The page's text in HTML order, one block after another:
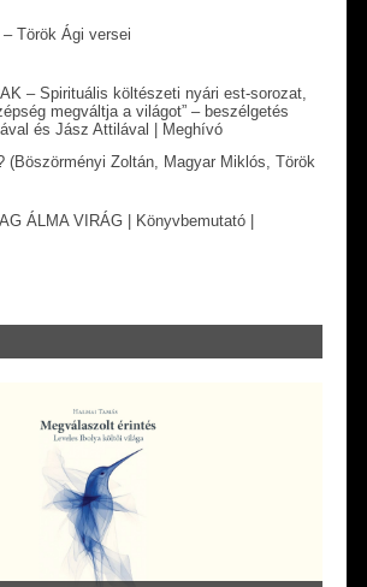
Török Ági versei
– Spirituális költészeti nyári est-sorozat,
megváltja a világot” – beszélgetés
és Jász Attilával | Meghívó
(Böszörményi Zoltán, Magyar Miklós, Török
ÁLMA VIRÁG | Könyvbemutató |